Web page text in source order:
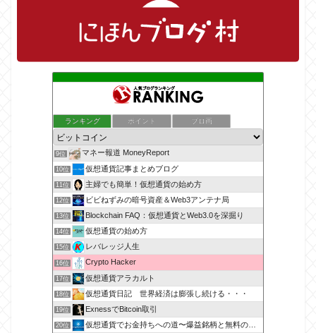
ランキング ポイント ブロ画
9位 マネー報道 MoneyReport
10位 仮想通貨記事まとめブログ
11位 主婦でも簡単！仮想通貨の始め方
12位 ビビねずみの暗号資産＆Web3アンテナ局
13位 Blockchain FAQ：仮想通貨とWeb3.0を深掘り
14位 仮想通貨の始め方
15位 レバレッジ人生
16位 Crypto Hacker
17位 仮想通貨アラカルト
18位 仮想通貨日記 世界経済は膨張し続ける・・・
19位 ExnessでBitcoin取引
20位 仮想通貨でお金持ちへの道〜爆益銘柄と無料のコイン配布紹介